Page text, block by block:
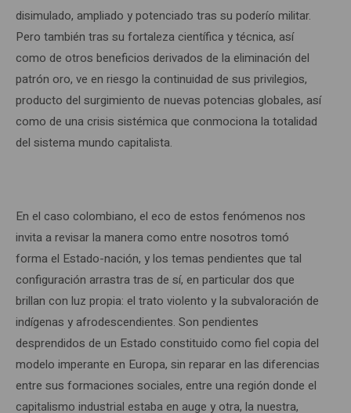
disimulado, ampliado y potenciado tras su poderío militar.
Pero también tras su fortaleza científica y técnica, así
como de otros beneficios derivados de la eliminación del
patrón oro, ve en riesgo la continuidad de sus privilegios,
producto del surgimiento de nuevas potencias globales, así
como de una crisis sistémica que conmociona la totalidad
del sistema mundo capitalista.
En el caso colombiano, el eco de estos fenómenos nos
invita a revisar la manera como entre nosotros tomó
forma el Estado-nación, y los temas pendientes que tal
configuración arrastra tras de sí, en particular dos que
brillan con luz propia: el trato violento y la subvaloración de
indígenas y afrodescendientes. Son pendientes
desprendidos de un Estado constituido como fiel copia del
modelo imperante en Europa, sin reparar en las diferencias
entre sus formaciones sociales, entre una región donde el
capitalismo industrial estaba en auge y otra, la nuestra,